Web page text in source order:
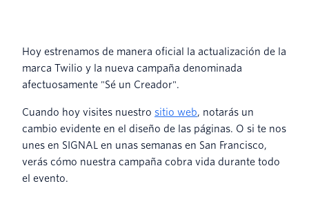
Hoy estrenamos de manera oficial la actualización de la
marca Twilio y la nueva campaña denominada
afectuosamente "Sé un Creador".
Cuando hoy visites nuestro sitio web, notarás un
cambio evidente en el diseño de las páginas. O si te nos
unes en SIGNAL en unas semanas en San Francisco,
verás cómo nuestra campaña cobra vida durante todo
el evento.